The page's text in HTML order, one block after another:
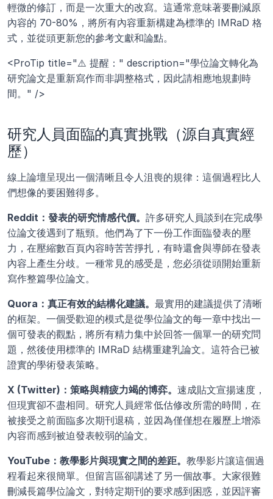
輕微的修訂，而是一次重大的改寫。這通常意味著要刪減原
內容的 70-80%，將所有內容重新構建為標準的 IMRaD 格
式，並從頭更新您的參考文獻和論點。
<ProTip title="⚠️ 提醒：" description="學位論文轉化為
研究論文是重新寫作而非調整格式，因此請相應地規劃時
間。" />
研究人員面臨的真實挑戰（源自真實經
歷）
線上論壇呈現出一個清晰且令人沮喪的規律：這個過程比人
們想像的要困難得多。
Reddit：發表的研究情感代價。 許多研究人員談到在完成學
位論文後遇到了瓶頸。他們為了下一份工作面臨發表的壓
力，在壓縮數百頁內容時苦苦掙扎，有時還會與導師在發表
內容上產生分歧。一種常見的感受是，您必須從頭開始重新
寫作整篇學位論文。
Quora：真正有效的結構化建議。 最實用的建議提供了清晰
的框架。一個受歡迎的模式是從學位論文的每一章中找出一
個可發表的觀點，將所有精力集中於回答一個單一的研究問
題，然後使用標準的 IMRaD 結構重建乳論文。這符合已被
證實的學術發表策略。
X (Twitter)：策略與精疲力竭的博弈。 速成貼文宣揚速度，
但現實卻不盡相同。研究人員經常低估修改所需的時間，在
被接受之前面臨多次期刊退稿，並因為僅僅想在履歷上增添
內容而感到被迫發表較弱的論文。
YouTube：教學影片與現實之間的差距。 教學影片讓這個過
程看起來很簡單。但留言區卻講述了另一個故事。大家很難
刪減長篇學位論文，對特定期刊的要求感到困惑，並因評審